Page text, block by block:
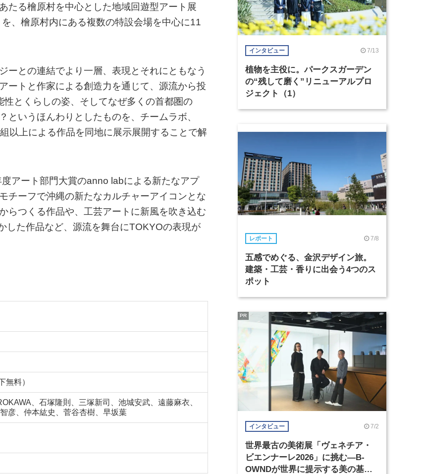
たる檜原村を中心とした地域回遊型アート展
、檜原村内にある複数の特設会場を中心に11
ーとの連結でより一層、表現とそれにともなう
ートと作家による創造力を通じて、源流から投
とくらしの姿、そしてなぜ多くの首都圏の
というほんわりとしたものを、チームラボ、
以上による作品を同地に展示展開することで解
アート部門大賞のanno labによる新たなアプ
チーフで沖縄の新たなカルチャーアイコンとな
らつくる作品や、工芸アートに新風を吹き込む
した作品など、源流を舞台にTOKYOの表現が
無料）
、石塚隆則、三塚新司、池城安武、遠藤麻衣、
彦、仲本紘史、菅谷杏樹、早坂葉
インタビュー 7/13
植物を主役に。パークスガーデン
の“残して磨く”リニューアルプロ
ジェクト（1）
レポート 7/8
五感でめぐる、金沢デザイン旅。
建築・工芸・香りに出会う4つのス
ポット
インタビュー 7/2
世界最古の美術展「ヴェネチア・
ビエンナーレ2026」に挑む―B-
OWNDが世界に提示する美の基準
PR